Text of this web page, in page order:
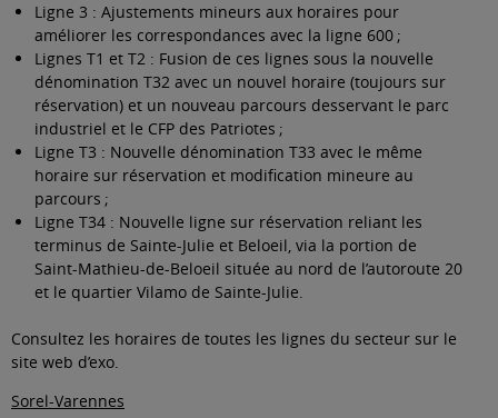
Ligne 3 : Ajustements mineurs aux horaires pour
améliorer les correspondances avec la ligne 600 ;
Lignes T1 et T2 : Fusion de ces lignes sous la nouvelle
dénomination T32 avec un nouvel horaire (toujours sur
réservation) et un nouveau parcours desservant le parc
industriel et le CFP des Patriotes ;
Ligne T3 : Nouvelle dénomination T33 avec le même
horaire sur réservation et modification mineure au
parcours ;
Ligne T34 : Nouvelle ligne sur réservation reliant les
terminus de Sainte-Julie et Beloeil, via la portion de
Saint-Mathieu-de-Beloeil située au nord de l’autoroute 20
et le quartier Vilamo de Sainte-Julie.
Consultez les horaires de toutes les lignes du secteur sur le
site web d’exo.
Sorel-Varennes